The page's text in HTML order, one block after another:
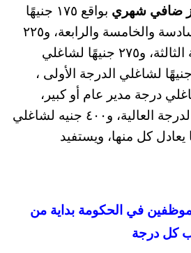
ضافي شهري
بواقع ١٧٥ جنيهًا
لشاغلي الدرجات السادسة والخامسة والرابعة، و٢٢٥
جنيهًا لشاغلى الدرجة الثالثة، و٢٧٥ جنيهًا لشاغلي
الدرجة الثانية، و٣٢٥ جنيهًا لشاغلي الدرجة الأولى ،
لشاغلي درجة مدير عام أو كبير،
و٣٧٥ جنيهًا لشاغلي الدرجة العالية، و٤٠٠ جنيه لشاغلي
يعادل كل منها، ويستفيد
في الحكومة بداية من